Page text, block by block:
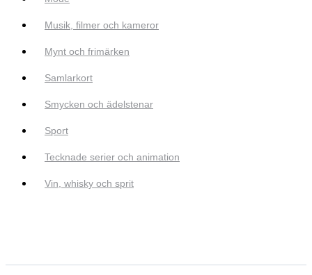
Musik, filmer och kameror
Mynt och frimärken
Samlarkort
Smycken och ädelstenar
Sport
Tecknade serier och animation
Vin, whisky och sprit